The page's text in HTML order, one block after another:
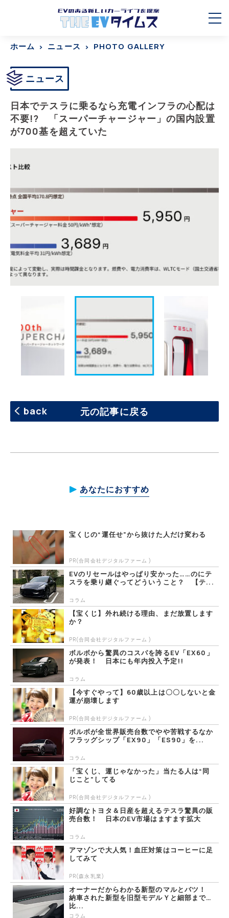
ホーム ニュース PHOTO GALLERY
ニュース
日本でテスラに乗るなら充電インフラの心配は
不要!? 「スーパーチャージャー」の国内設置
が700基を超えていた
back 元の記事に戻る
あなたにおすすめ
宝くじの“運任せ”から抜けた人だけ変わる
PR(合同会社デジタルファーム )
EVのリセールはやっぱり安かった……のにテ
スラを乗り継ぐってどういうこと？ 【テ...
コラム
【宝くじ】外れ続ける理由、まだ放置します
か？
PR(合同会社デジタルファーム )
ボルボから驚異のコスパを誇るEV「EX60」
が発表！ 日本にも年内投入予定!!
コラム
【今すぐやって】60歳以上は〇〇しないと金
運が崩壊します
PR(合同会社デジタルファーム )
ボルボが全世界販売台数でやや苦戦するなか
フラッグシップ「EX90」「ES90」を...
コラム
「宝くじ、運じゃなかった」当たる人は“同
じこと”してる
PR(合同会社デジタルファーム )
好調なトヨタ＆日産を超えるテスラ驚異の販
売台数！ 日本のEV市場はますます拡大
コラム
アマゾンで大人気！血圧対策はコーヒーに足
してみて
PR(森永乳業)
オーナーだからわかる新型のマルとバツ！
納車された新型を旧型モデルＹと細部まで
比...
コラム